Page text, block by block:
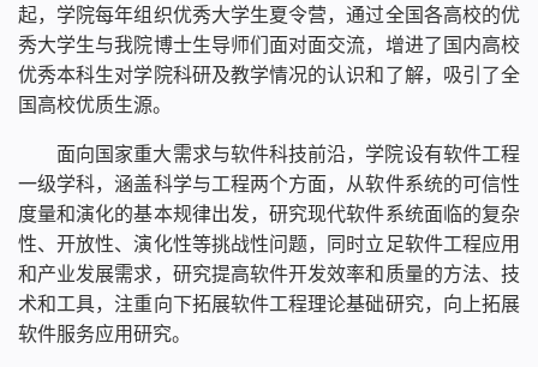
起，学院每年组织优秀大学生夏令营，通过全国各高校的优
秀大学生与我院博士生导师们面对面交流，增进了国内高校
优秀本科生对学院科研及教学情况的认识和了解，吸引了全
国高校优质生源。
面向国家重大需求与软件科技前沿，学院设有软件工程
一级学科，涵盖科学与工程两个方面，从软件系统的可信性
度量和演化的基本规律出发，研究现代软件系统面临的复杂
性、开放性、演化性等挑战性问题，同时立足软件工程应用
和产业发展需求，研究提高软件开发效率和质量的方法、技
术和工具，注重向下拓展软件工程理论基础研究，向上拓展
软件服务应用研究。